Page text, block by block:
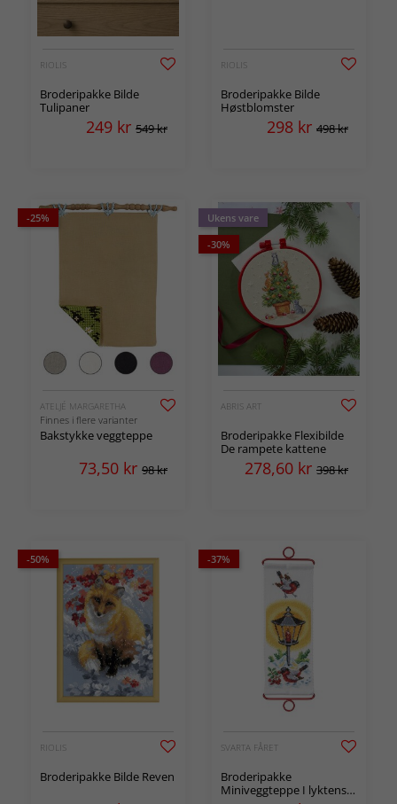
RIOLIS
Broderipakke Bilde
Tulipaner
249 kr 549 kr
RIOLIS
Broderipakke Bilde
Høstblomster
298 kr 498 kr
-25%
ATELJÉ MARGARETHA
Finnes i flere varianter
Bakstykke veggteppe
73,50 kr 98 kr
Ukens vare
-30%
ABRIS ART
Broderipakke Flexibilde
De rampete kattene
278,60 kr 398 kr
-50%
RIOLIS
Broderipakke Bilde Reven
-37%
SVARTA FÅRET
Broderipakke
Miniveggteppe I lyktens